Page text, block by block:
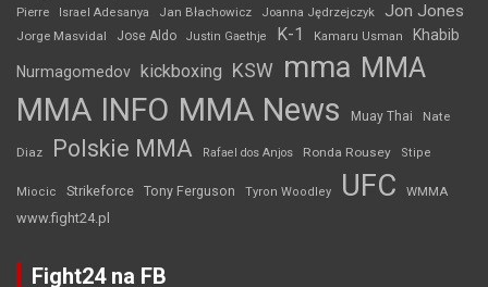
Pierre
Israel Adesanya Jan Błachowicz Joanna Jędrzejczyk Jon Jones
Jorge Masvidal Jose Aldo Justin Gaethje K-1 Kamaru Usman Khabib
Nurmagomedov kickboxing KSW mma MMA
MMA INFO MMA News Muay Thai Nate
Diaz Polskie MMA Rafael dos Anjos Ronda Rousey Stipe
Miocic Strikeforce Tony Ferguson Tyron Woodley UFC WMMA
www.fight24.pl
Fight24 na FB